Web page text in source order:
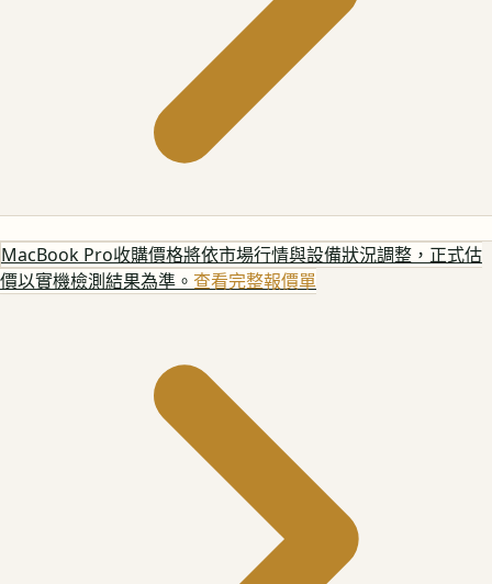
MacBook Pro收購價格將依市場行情與設備狀況調整，正式估
價以實機檢測結果為準。 查看完整報價單